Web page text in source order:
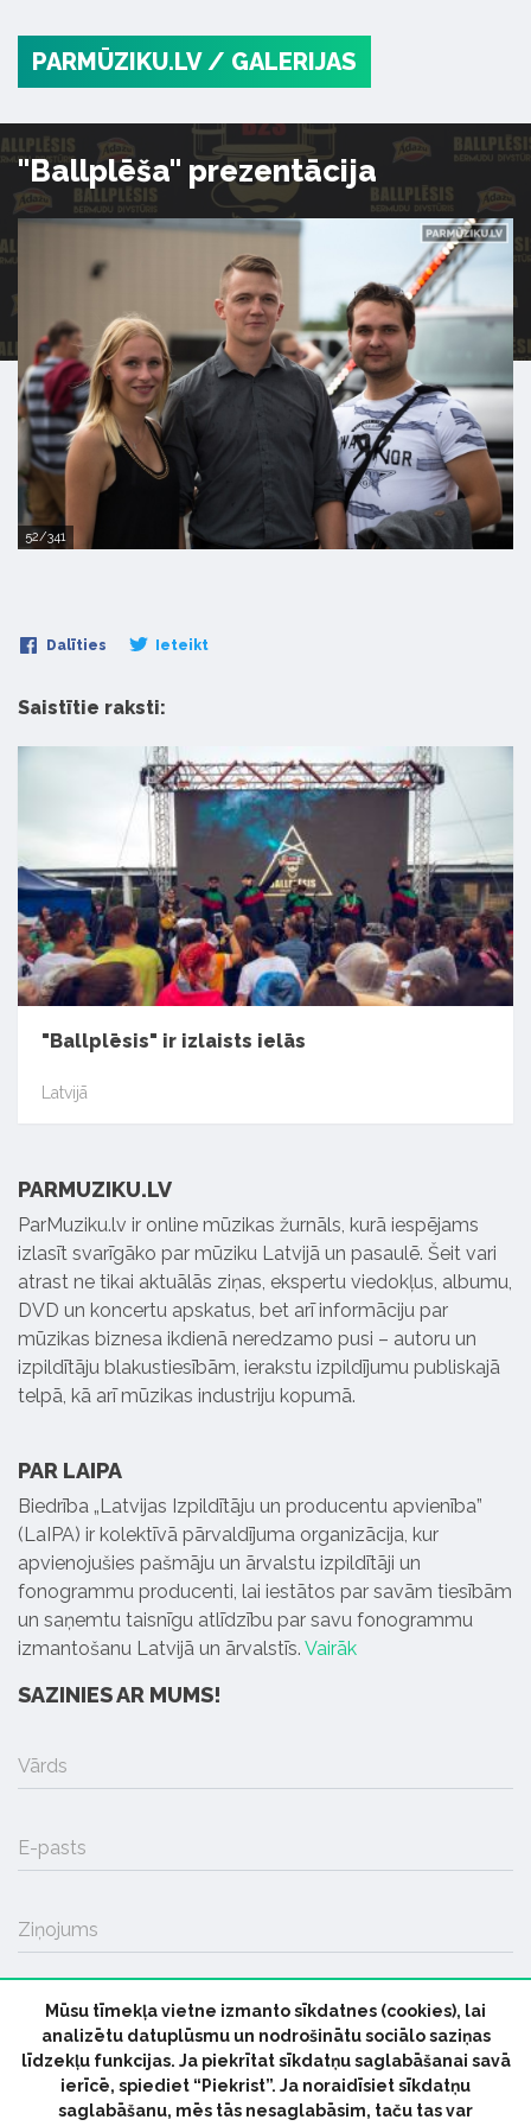
PARMŪZIKU.LV / GALERIJAS
"Ballplēša" prezentācija
52/341
Dalīties Ieteikt
Saistītie raksti:
"Ballplēsis" ir izlaists ielās
Latvijā
PARMUZIKU.LV
ParMuziku.lv ir online mūzikas žurnāls, kurā iespējams
izlasīt svarīgāko par mūziku Latvijā un pasaulē. Šeit vari
atrast ne tikai aktuālās ziņas, ekspertu viedokļus, albumu,
DVD un koncertu apskatus, bet arī informāciju par
mūzikas biznesa ikdienā neredzamo pusi – autoru un
izpildītāju blakustiesībām, ierakstu izpildījumu publiskajā
telpā, kā arī mūzikas industriju kopumā.
PAR LAIPA
Biedrība „Latvijas Izpildītāju un producentu apvienība”
(LaIPA) ir kolektīvā pārvaldījuma organizācija, kur
apvienojušies pašmāju un ārvalstu izpildītāji un
fonogrammu producenti, lai iestātos par savām tiesībām
un saņemtu taisnīgu atlīdzību par savu fonogrammu
izmantošanu Latvijā un ārvalstīs. Vairāk
SAZINIES AR MUMS!
Vārds
E-pasts
Ziņojums
SŪTĪT
Mūsu tīmekļa vietne izmanto sīkdatnes (cookies), lai
analizētu datuplūsmu un nodrošinātu sociālo saziņas
līdzekļu funkcijas. Ja piekrītat sīkdatņu saglabāšanai savā
ierīcē, spiediet “Piekrist”. Ja noraidīsiet sīkdatņu
saglabāšanu, mēs tās nesaglabāsim, taču tas var